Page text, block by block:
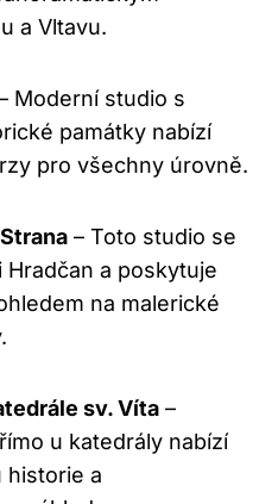
a Vltavu.
Moderní studio s
památky nabízí
pro všechny úrovně.
– Toto studio se
a poskytuje
na malerické
sv. Víta –
u katedrály nabízí
historie a